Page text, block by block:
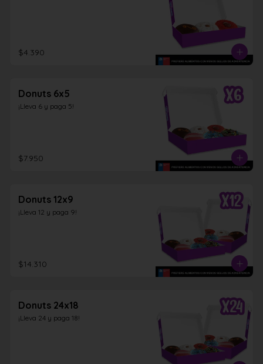
$4.390
Donuts 6x5
¡Lleva 6 y paga 5!
$7.950
Donuts 12x9
¡Lleva 12 y paga 9!
$14.310
Donuts 24x18
¡Lleva 24 y paga 18!